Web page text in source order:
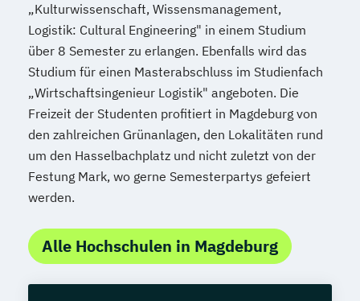
„Kulturwissenschaft, Wissensmanagement,
Logistik: Cultural Engineering" in einem Studium
über 8 Semester zu erlangen. Ebenfalls wird das
Studium für einen Masterabschluss im Studienfach
„Wirtschaftsingenieur Logistik" angeboten. Die
Freizeit der Studenten profitiert in Magdeburg von
den zahlreichen Grünanlagen, den Lokalitäten rund
um den Hasselbachplatz und nicht zuletzt von der
Festung Mark, wo gerne Semesterpartys gefeiert
werden.
Alle Hochschulen in Magdeburg